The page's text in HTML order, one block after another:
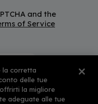
and the
of Service
la corretta
delle tue
la migliore
adeguate alle tue